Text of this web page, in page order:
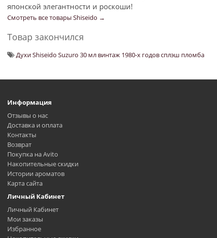
японской элегантности и роскоши!
Смотреть все товары Shiseido →
Товар закончился
Духи Shiseido Suzuro 30 мл винтаж 1980-х годов сплэш пломба
Информация
Отзывы о нас
Доставка и оплата
Контакты
Возврат
Покупка на Avito
Накопительные скидки
Истории ароматов
Карта сайта
Личный Кабинет
Личный Кабинет
Мои заказы
Избранное